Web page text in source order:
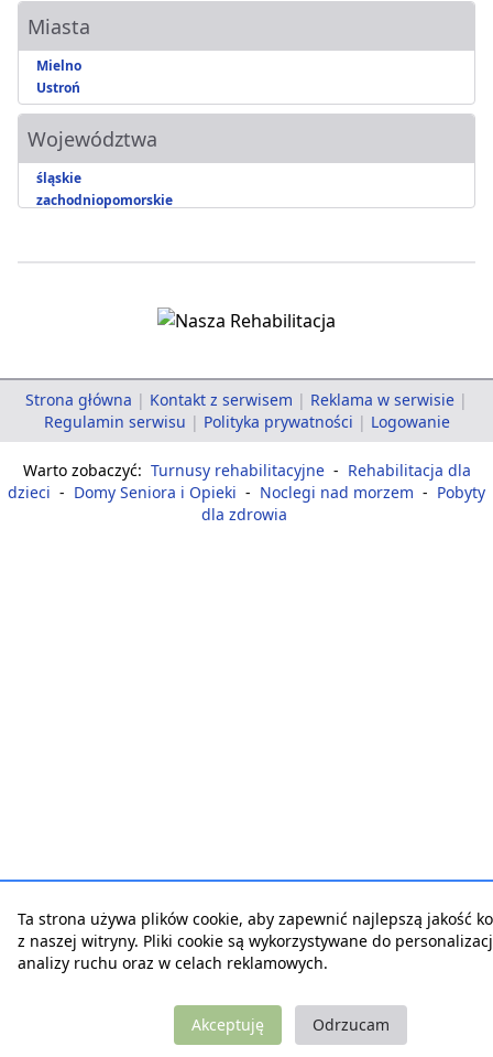
Miasta
Mielno
Ustroń
Województwa
śląskie
zachodniopomorskie
Strona główna | Kontakt z serwisem | Reklama w serwisie |
Regulamin serwisu | Polityka prywatności | Logowanie
Warto zobaczyć: Turnusy rehabilitacyjne - Rehabilitacja dla
dzieci - Domy Seniora i Opieki - Noclegi nad morzem - Pobyty
dla zdrowia
Ta strona używa plików cookie, aby zapewnić najlepszą jakość
z naszej witryny. Pliki cookie są wykorzystywane do
analizy ruchu oraz w celach reklamowych.
Akceptuję Odrzucam